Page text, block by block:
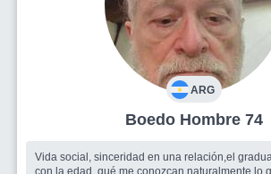
ARG
Boedo Hombre 74
Vida social, sinceridad en una relación,el
con la edad, qué me conozcan naturalmente,lo